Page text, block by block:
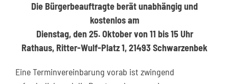
Die Bürgerbeauftragte berät unabhängig und
kostenlos am
Dienstag, den 25. Oktober von 11 bis 15 Uhr
Rathaus, Ritter-Wulf-Platz 1, 21493 Schwarzenbek
Eine Terminvereinbarung vorab ist zwingend